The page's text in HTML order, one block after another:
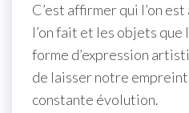
C’est affirmer qui l’on
l’on fait et les objets que
forme d’expression
de laisser notre
constante évolution.